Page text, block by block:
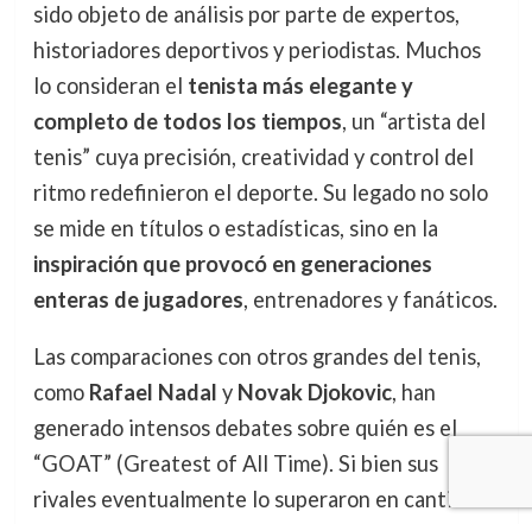
sido objeto de análisis por parte de expertos,
historiadores deportivos y periodistas. Muchos
lo consideran el tenista más elegante y
completo de todos los tiempos, un “artista del
tenis” cuya precisión, creatividad y control del
ritmo redefinieron el deporte. Su legado no solo
se mide en títulos o estadísticas, sino en la
inspiración que provocó en generaciones
enteras de jugadores, entrenadores y fanáticos.
Las comparaciones con otros grandes del tenis,
como Rafael Nadal y Novak Djokovic, han
generado intensos debates sobre quién es el
“GOAT” (Greatest of All Time). Si bien sus
rivales eventualmente lo superaron en cantidad